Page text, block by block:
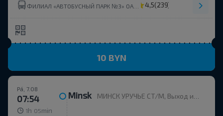
4,5(239)
10 BYN
Pá, 7.08
07:54 Minsk МИНСК УРУЧЬЕ СТ/М, Выход из метро, напротив дома пр. Независимости, 168к2
1h 05 min